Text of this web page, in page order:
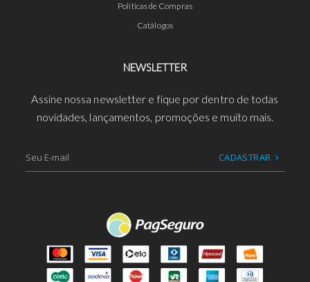
Políticas de Compras
Catálogos
NEWSLETTER
Assine nossa newsletter e fique por dentro de todas
novidades, lançamentos, promoções e muito mais.
CADASTRAR